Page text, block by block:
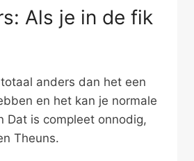
Als je in de fik
anders dan het een
en het kan je normale
Dat is compleet onnodig,
Theuns.